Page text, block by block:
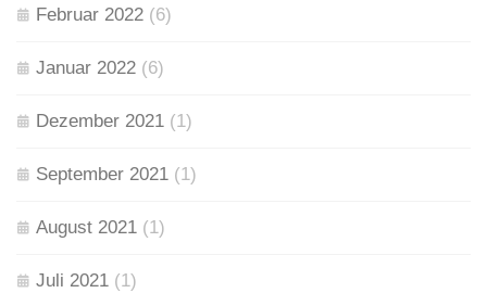
Februar 2022 (6)
Januar 2022 (6)
Dezember 2021 (1)
September 2021 (1)
August 2021 (1)
Juli 2021 (1)